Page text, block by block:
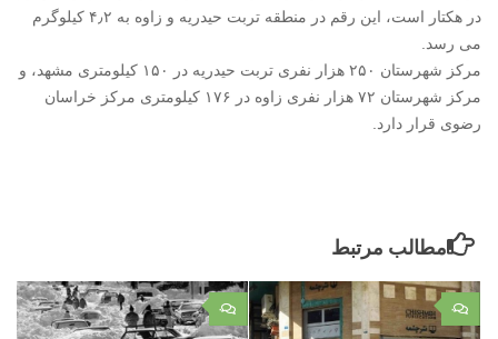
در هکتار است، این رقم در منطقه تربت حیدریه و زاوه به ۴٫۲ کیلوگرم
می رسد.
مرکز شهرستان ۲۵۰ هزار نفری تربت حیدریه در ۱۵۰ کیلومتری مشهد، و
مرکز شهرستان ۷۲ هزار نفری زاوه در ۱۷۶ کیلومتری مرکز خراسان
رضوی قرار دارد.
مطالب مرتبط
۰ ۰